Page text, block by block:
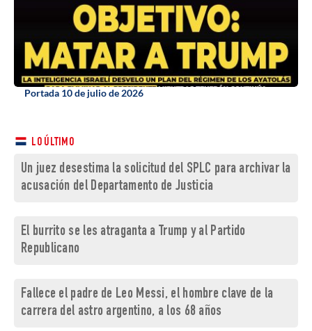
Portada 10 de julio de 2026
LO ÚLTIMO
Un juez desestima la solicitud del SPLC para archivar la
acusación del Departamento de Justicia
El burrito se les atraganta a Trump y al Partido
Republicano
Fallece el padre de Leo Messi, el hombre clave de la
carrera del astro argentino, a los 68 años